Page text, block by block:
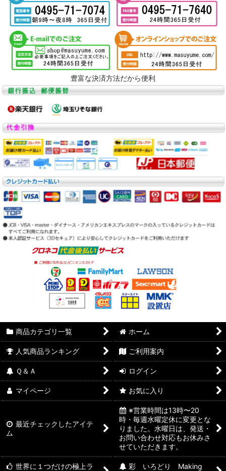
豊富な決済方法だから便利
商品カテゴリ一覧 ホーム
人気商品ランキング ご利用案内
Ｑ＆Ａ ログイン
マイページ お気に入り
最近チェックしたアイテ
ム
※営業時間は13時〜20
時・毎週水曜定休に変更とな
りました。水曜日は、発送・
お問い合わせ対応もお休みさ
せていただきます。
世界に１つだけの極上ラ 彩 いろどり Making